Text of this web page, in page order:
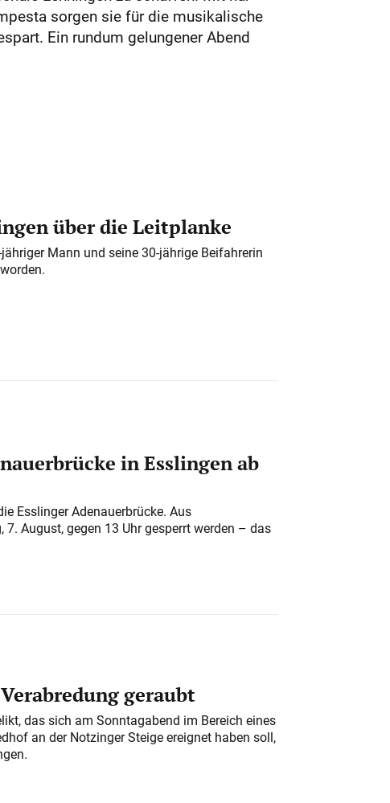
sorgen sie für die musikalische
Ein rundum gelungener Abend
über die Leitplanke
Mann und seine 30-jährige Beifahrerin
in Esslingen ab
Esslinger Adenauerbrücke. Aus
August, gegen 13 Uhr gesperrt werden – das
geraubt
das sich am Sonntagabend im Bereich eines
an der Notzinger Steige ereignet haben soll,